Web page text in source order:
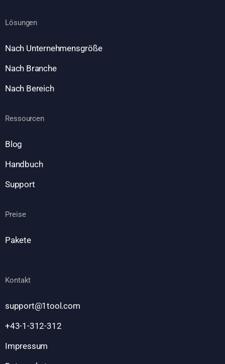
Lösungen
Nach Unternehmensgröße
Nach Branche
Nach Bereich
Ressourcen
Blog
Handbuch
Support
Preise
Pakete
Kontakt
support@1tool.com
+43-1-312-312
Impressum